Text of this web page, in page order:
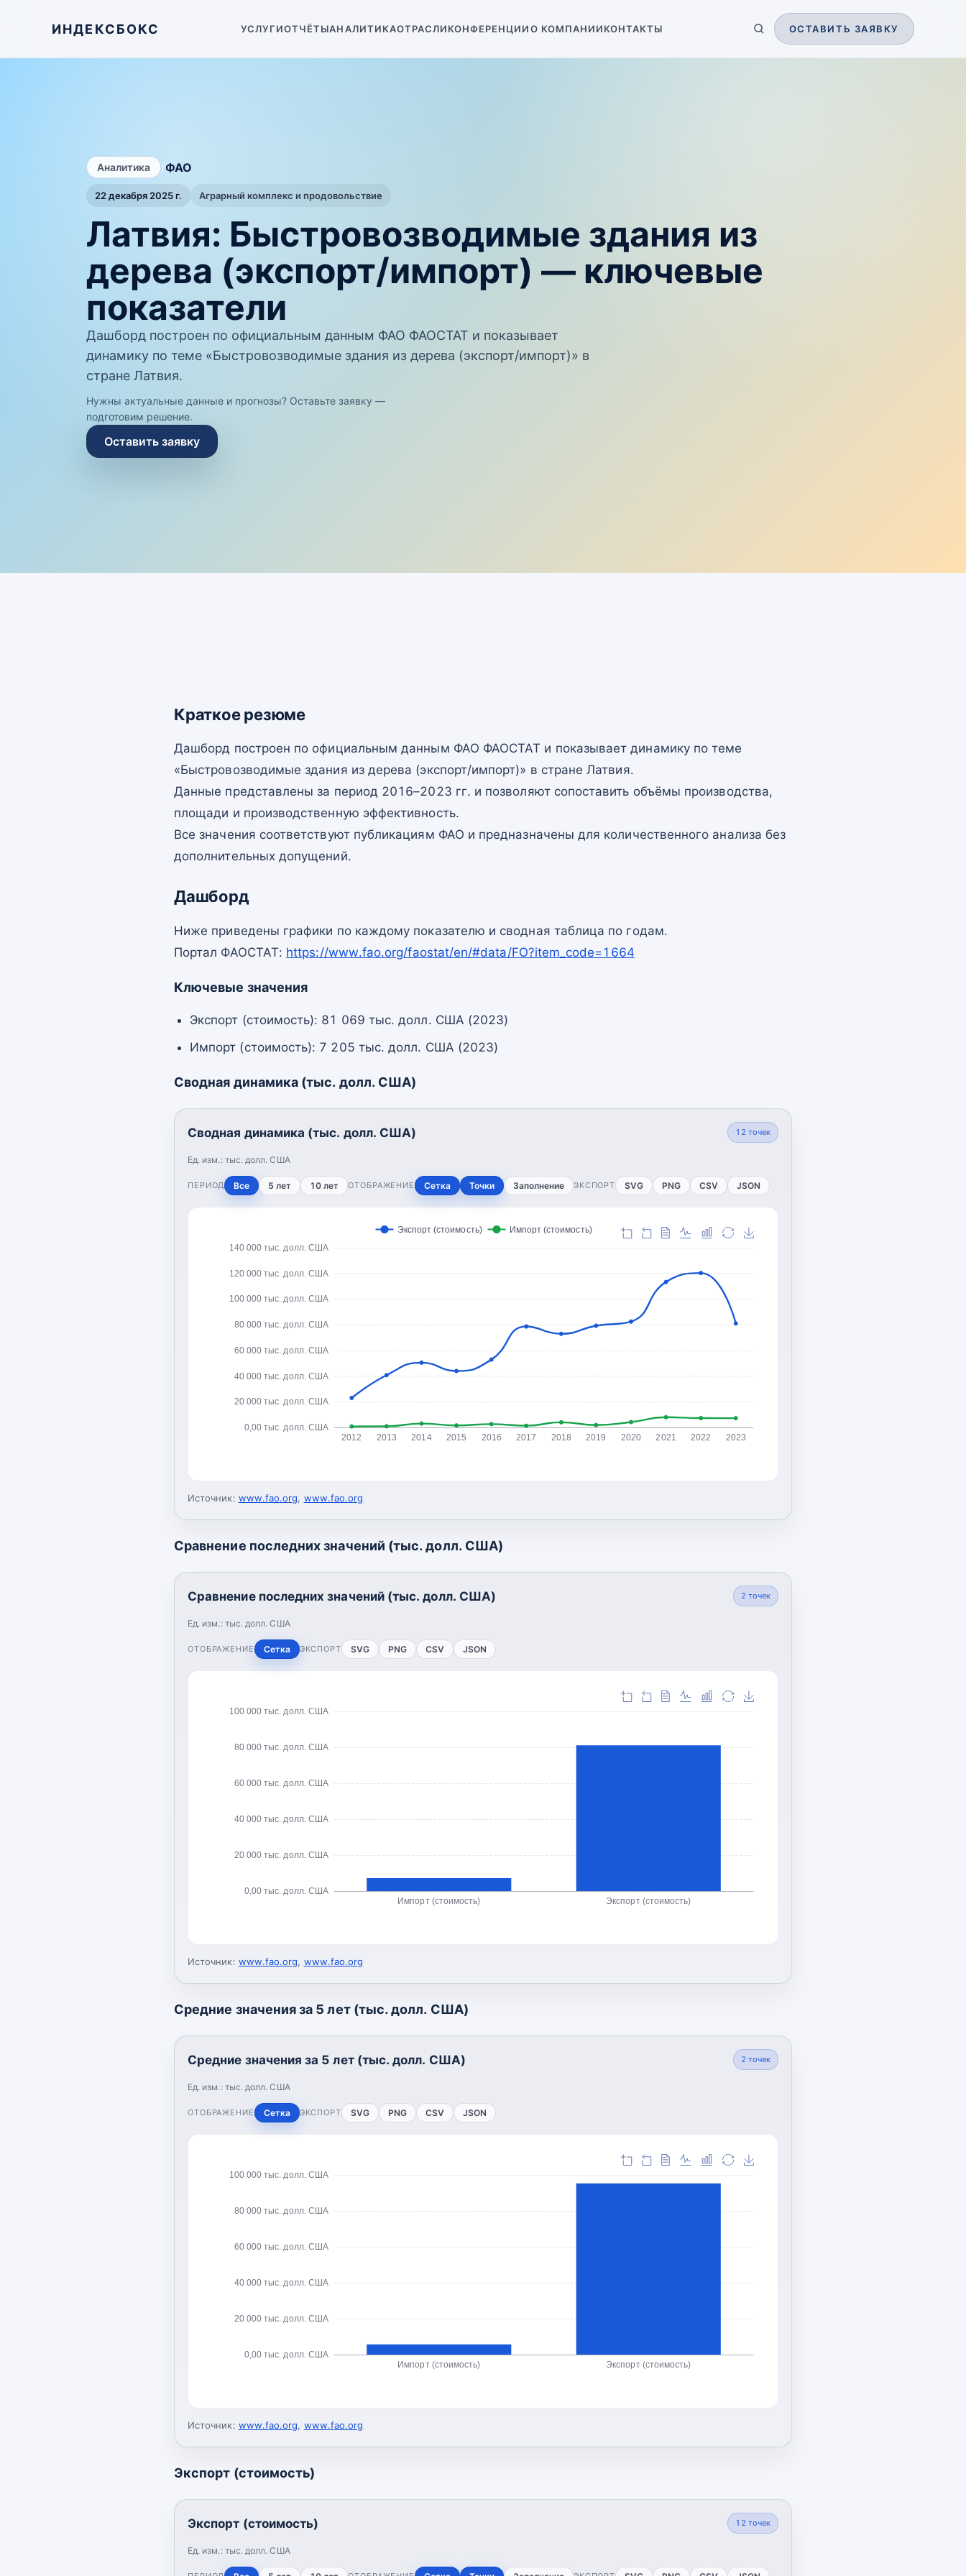
ИНДЕКСБОКС УСЛУГИОТЧЁТЫАНАЛИТИКАОТРАСЛИКОНФЕРЕНЦИИО КОМПАНИИКОНТАКТЫ ОСТАВИТЬ ЗАЯВКУ
Аналитика /ФАО
22 декабря 2025 г. Аграрный комплекс и продовольствие
Латвия: Быстровозводимые здания из
дерева (экспорт/импорт) — ключевые
показатели
Дашборд построен по официальным данным ФАО ФАОСТАТ и показывает
динамику по теме «Быстровозводимые здания из дерева (экспорт/импорт)» в
стране Латвия.
Нужны актуальные данные и прогнозы? Оставьте заявку —
подготовим решение.
Оставить заявку
Краткое резюме
Дашборд построен по официальным данным ФАО ФАОСТАТ и показывает динамику по теме
«Быстровозводимые здания из дерева (экспорт/импорт)» в стране Латвия.
Данные представлены за период 2016–2023 гг. и позволяют сопоставить объёмы производства,
площади и производственную эффективность.
Все значения соответствуют публикациям ФАО и предназначены для количественного анализа без
дополнительных допущений.
Дашборд
Ниже приведены графики по каждому показателю и сводная таблица по годам.
Портал ФАОСТАТ: https://www.fao.org/faostat/en/#data/FO?item_code=1664
Ключевые значения
Экспорт (стоимость): 81 069 тыс. долл. США (2023)
Импорт (стоимость): 7 205 тыс. долл. США (2023)
Сводная динамика (тыс. долл. США)
Сводная динамика (тыс. долл. США)
Ед. изм.: тыс. долл. США
12 точек
ПЕРИОД Все 5 лет 10 лет ОТОБРАЖЕНИЕ Сетка Точки Заполнение ЭКСПОРТ SVG PNG CSV JSON
0,00 тыс. долл. США
20 000 тыс. долл. США
40 000 тыс. долл. США
60 000 тыс. долл. США
80 000 тыс. долл. США
100 000 тыс. долл. США
120 000 тыс. долл. США
140 000 тыс. долл. США
2012 2013 2014 2015 2016 2017 2018 2019 2020 2021 2022 2023
Экспорт (стоимость) Импорт (стоимость)
Источник: www.fao.org, www.fao.org
Сравнение последних значений (тыс. долл. США)
Сравнение последних значений (тыс. долл. США)
Ед. изм.: тыс. долл. США
2 точек
ОТОБРАЖЕНИЕ Сетка ЭКСПОРТ SVG PNG CSV JSON
0,00 тыс. долл. США
20 000 тыс. долл. США
40 000 тыс. долл. США
60 000 тыс. долл. США
80 000 тыс. долл. США
100 000 тыс. долл. США
Импорт (стоимость) Экспорт (стоимость)
Источник: www.fao.org, www.fao.org
Средние значения за 5 лет (тыс. долл. США)
Средние значения за 5 лет (тыс. долл. США)
Ед. изм.: тыс. долл. США
2 точек
ОТОБРАЖЕНИЕ Сетка ЭКСПОРТ SVG PNG CSV JSON
0,00 тыс. долл. США
20 000 тыс. долл. США
40 000 тыс. долл. США
60 000 тыс. долл. США
80 000 тыс. долл. США
100 000 тыс. долл. США
Импорт (стоимость) Экспорт (стоимость)
Источник: www.fao.org, www.fao.org
Экспорт (стоимость)
Экспорт (стоимость)
Ед. изм.: тыс. долл. США
12 точек